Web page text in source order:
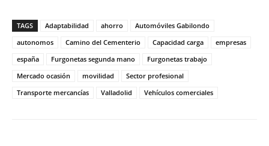
TAGS Adaptabilidad ahorro
Automóviles Gabilondo
autonomos
Camino del Cementerio Capacidad carga
empresas
españa
Furgonetas segunda mano
Furgonetas trabajo
Mercado ocasión
movilidad
Sector profesional
Transporte mercancías
Valladolid Vehículos comerciales